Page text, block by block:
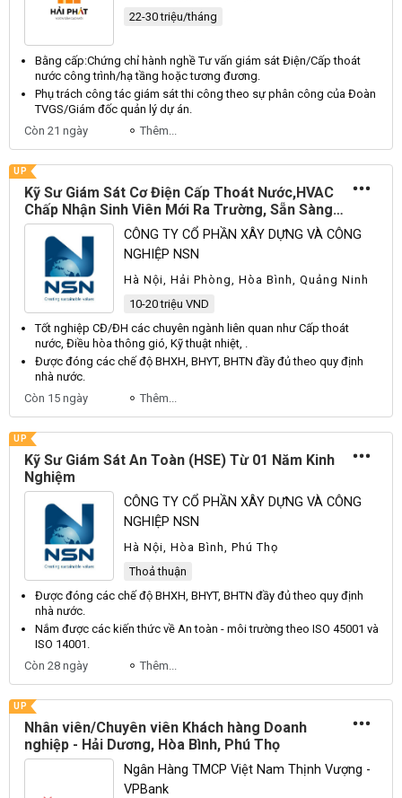
22-30 triệu/tháng
Bằng cấp:Chứng chỉ hành nghềTư vấn giám sát Điện/Cấp thoát
nước công trình/hạ tầng hoặc tương đương.
Phụ trách công tác giám sát thi công theo sự phân công của Đoàn
TVGS/Giám đốc quản lý dự án.
Còn 21 ngày
Thêm...
UP
Kỹ Sư Giám Sát Cơ Điện Cấp Thoát Nước,HVAC
Chấp Nhận Sinh Viên Mới Ra Trường, Sẵn Sàng
Đi Dự Án
CÔNG TY CỔ PHẦN XÂY DỰNG VÀ CÔNG
NGHIỆP NSN
Hà Nội, Hải Phòng, Hòa Bình, Quảng Ninh
10-20 triệu VND
Tốt nghiệp CĐ/ĐH các chuyên ngành liên quan như Cấp thoát
nước, Điều hòa thông gió, Kỹthuật nhiệt, .
Được đóng các chế độ BHXH, BHYT, BHTN đầy đủ theo quy định
nhà nước.
Còn 15 ngày
Thêm...
UP
Kỹ Sư Giám Sát An Toàn (HSE) Từ 01 Năm Kinh
Nghiệm
CÔNG TY CỔ PHẦN XÂY DỰNG VÀ CÔNG
NGHIỆP NSN
Hà Nội, Hòa Bình, Phú Thọ
Thoả thuận
Được đóng các chế độ BHXH, BHYT, BHTN đầy đủ theo quy định
nhà nước.
Nắm được các kiến thức về An toàn - môi trường theo ISO 45001 và
ISO 14001.
Còn 28 ngày
Thêm...
UP
Nhân viên/Chuyên viên Khách hàng Doanh
nghiệp - Hải Dương, Hòa Bình, Phú Thọ
Ngân Hàng TMCP Việt Nam Thịnh Vượng -
VPBank